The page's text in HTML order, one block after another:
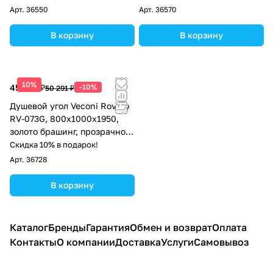
Арт. 36550
В корзину
Арт. 36570
В корзину
10%
45 262 ₽50 291 ₽ -10%
Душевой угол Veconi Rovigo
RV-073G, 800х1000х1950,
золото брашинг, прозрачное
стекло
Скидка 10% в подарок!
Арт. 36728
В корзину
КаталогБрендыГарантияОбмен и возвратОплата
КонтактыО компанииДоставкаУслугиСамовывоз